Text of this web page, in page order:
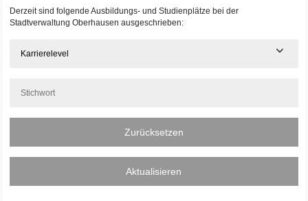
Derzeit sind folgende Ausbildungs- und Studienplätze bei der
Stadtverwaltung Oberhausen ausgeschrieben:
Karrierelevel
Zurücksetzen
Aktualisieren